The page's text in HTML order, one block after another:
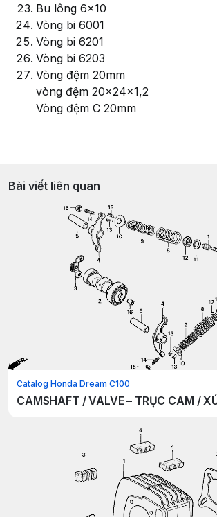
Bu lông 6x10
Vòng bi 6001
Vòng bi 6201
Vòng bi 6203
Vòng đệm 20mm
vòng đệm 20x24x1,2
Vòng đệm C 20mm
Bài viết liên quan
Catalog Honda Dream C100
CAMSHAFT / VALVE – TRỤC CAM /